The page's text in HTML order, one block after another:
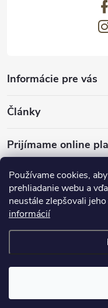
Používame cookies,
prehliadanie webu a
neustále zlepšovali
informácií
Informácie pre vás
Články
Prijímame online